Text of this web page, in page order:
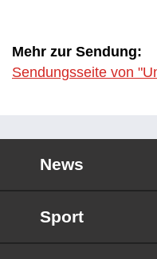
Mehr zur Sendung:
Sendungsseite von
News
Sport